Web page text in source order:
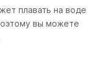
плавать на воде
вы можете